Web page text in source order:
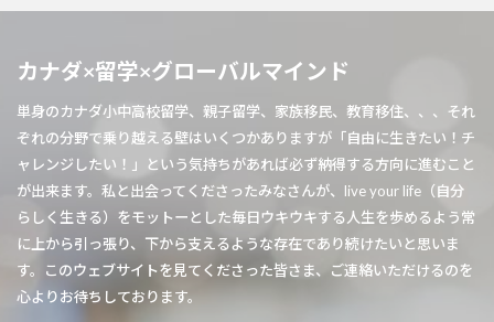
カナダ×留学×グローバルマインド
単身のカナダ小中高校留学、親子留学、家族移民、教育移住、、、それ
ぞれの分野で乗り越える壁はいくつかありますが「自由に生きたい！チ
ャレンジしたい！」という気持ちがあれば必ず納得する方向に進むこと
が出来ます。私と出会ってくださったみなさんが、live your life（自分
らしく生きる）をモットーとした毎日ウキウキする人生を歩めるよう常
に上から引っ張り、下から支えるような存在であり続けたいと思いま
す。このウェブサイトを見てくださった皆さま、ご連絡いただけるのを
心よりお待ちしております。